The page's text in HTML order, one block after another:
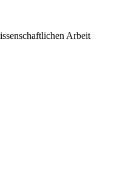
Arbeit